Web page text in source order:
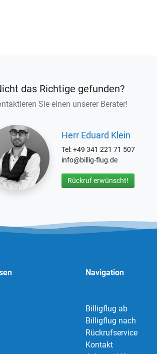
das Richtige gefunden?
Sie einen unserer Berater!
Herr Eduard Klein
Tel: +49 341 221 71 507
info@billig-flug.de
Rückruf erwünscht!
Navigation
Billigflug ab
Billigflug nach
Rückrufservice
Kontakt